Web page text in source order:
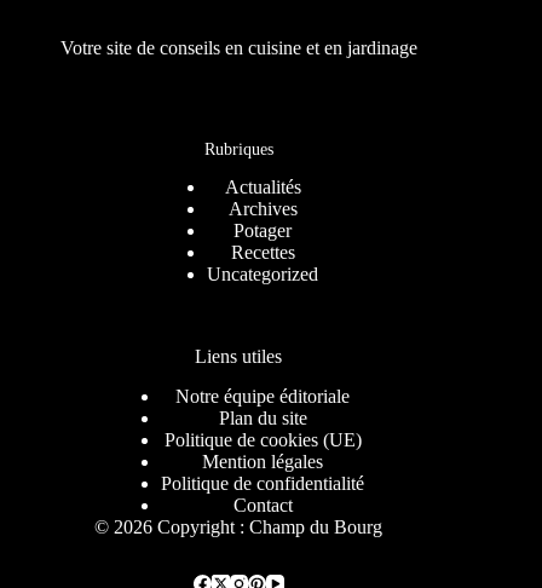
Votre site de conseils en cuisine et en jardinage
Rubriques
Actualités
Archives
Potager
Recettes
Uncategorized
Liens utiles
Notre équipe éditoriale
Plan du site
Politique de cookies (UE)
Mention légales
Politique de confidentialité
Contact
© 2026 Copyright : Champ du Bourg